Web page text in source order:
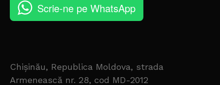
Scrie-ne pe WhatsApp
Chișinău, Republica Moldova, strada
Armenească nr. 28, cod MD-2012